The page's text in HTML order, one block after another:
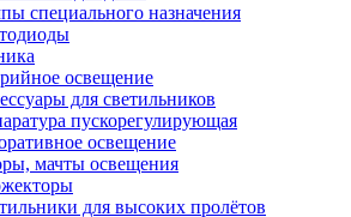
специального назначения
освещение
для светильников
пускорегулирующая
освещение
мачты освещения
для высоких пролётов